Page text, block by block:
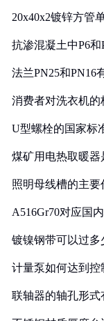
20x40x2镀锌方管
抗渗混凝土中P6
法兰PN25和PN16
消费者对洗衣机
U型螺栓的国家标
煤矿用电热取暖
照明母线槽的主要
A516Gr70对应国
镀镍钢带可以过多
计量泵如何达到
联轴器的轴孔形式